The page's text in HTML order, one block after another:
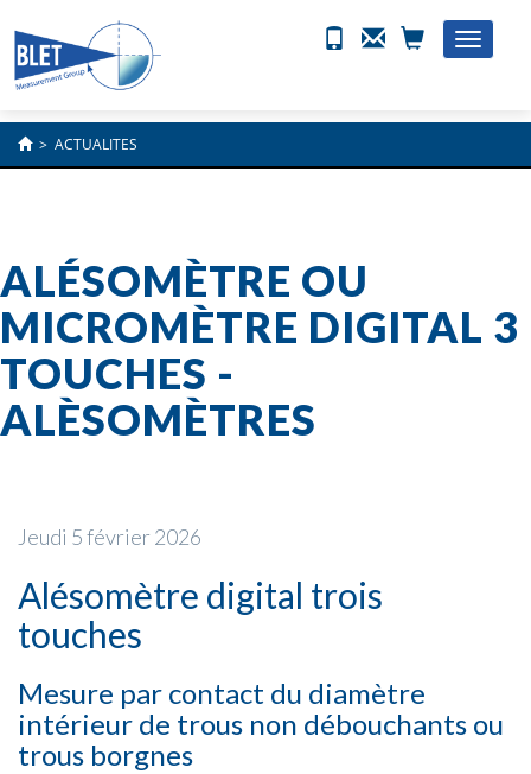
Toggle
> ACTUALITES
ALÉSOMÈTRE OU
MICROMÈTRE DIGITAL 3
TOUCHES -
ALÈSOMÈTRES
Jeudi 5 février 2026
Alésomètre digital trois
touches
Mesure par contact du diamètre
intérieur de trous non débouchants ou
trous borgnes